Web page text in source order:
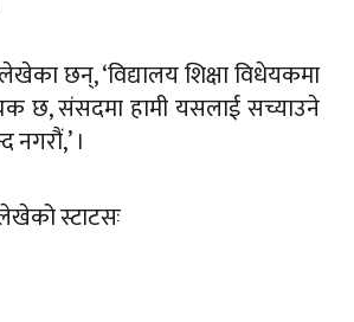
छन्, ‘विद्यालय शिक्षा विधेयकमा
छ, संसदमा हामी यसलाई सच्याउने
नगरौं,’ ।
स्टाटसः